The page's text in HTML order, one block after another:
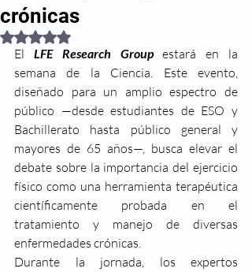
crónicas
Obtuvo NaN de 5 estrellas.
El LFE Research Group estará en la
semana de la Ciencia. Este evento,
diseñado para un amplio espectro de
público —desde estudiantes de ESO y
Bachillerato hasta público general y
mayores de 65 años—, busca elevar el
debate sobre la importancia del ejercicio
físico como una herramienta terapéutica
científicamente probada en el
tratamiento y manejo de diversas
enfermedades crónicas.
Durante la jornada, los expertos